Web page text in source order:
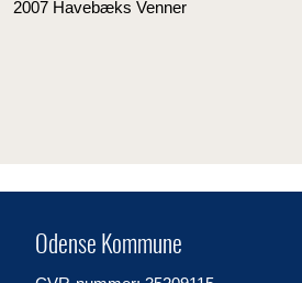
2007 Havebæks Venner
Odense Kommune